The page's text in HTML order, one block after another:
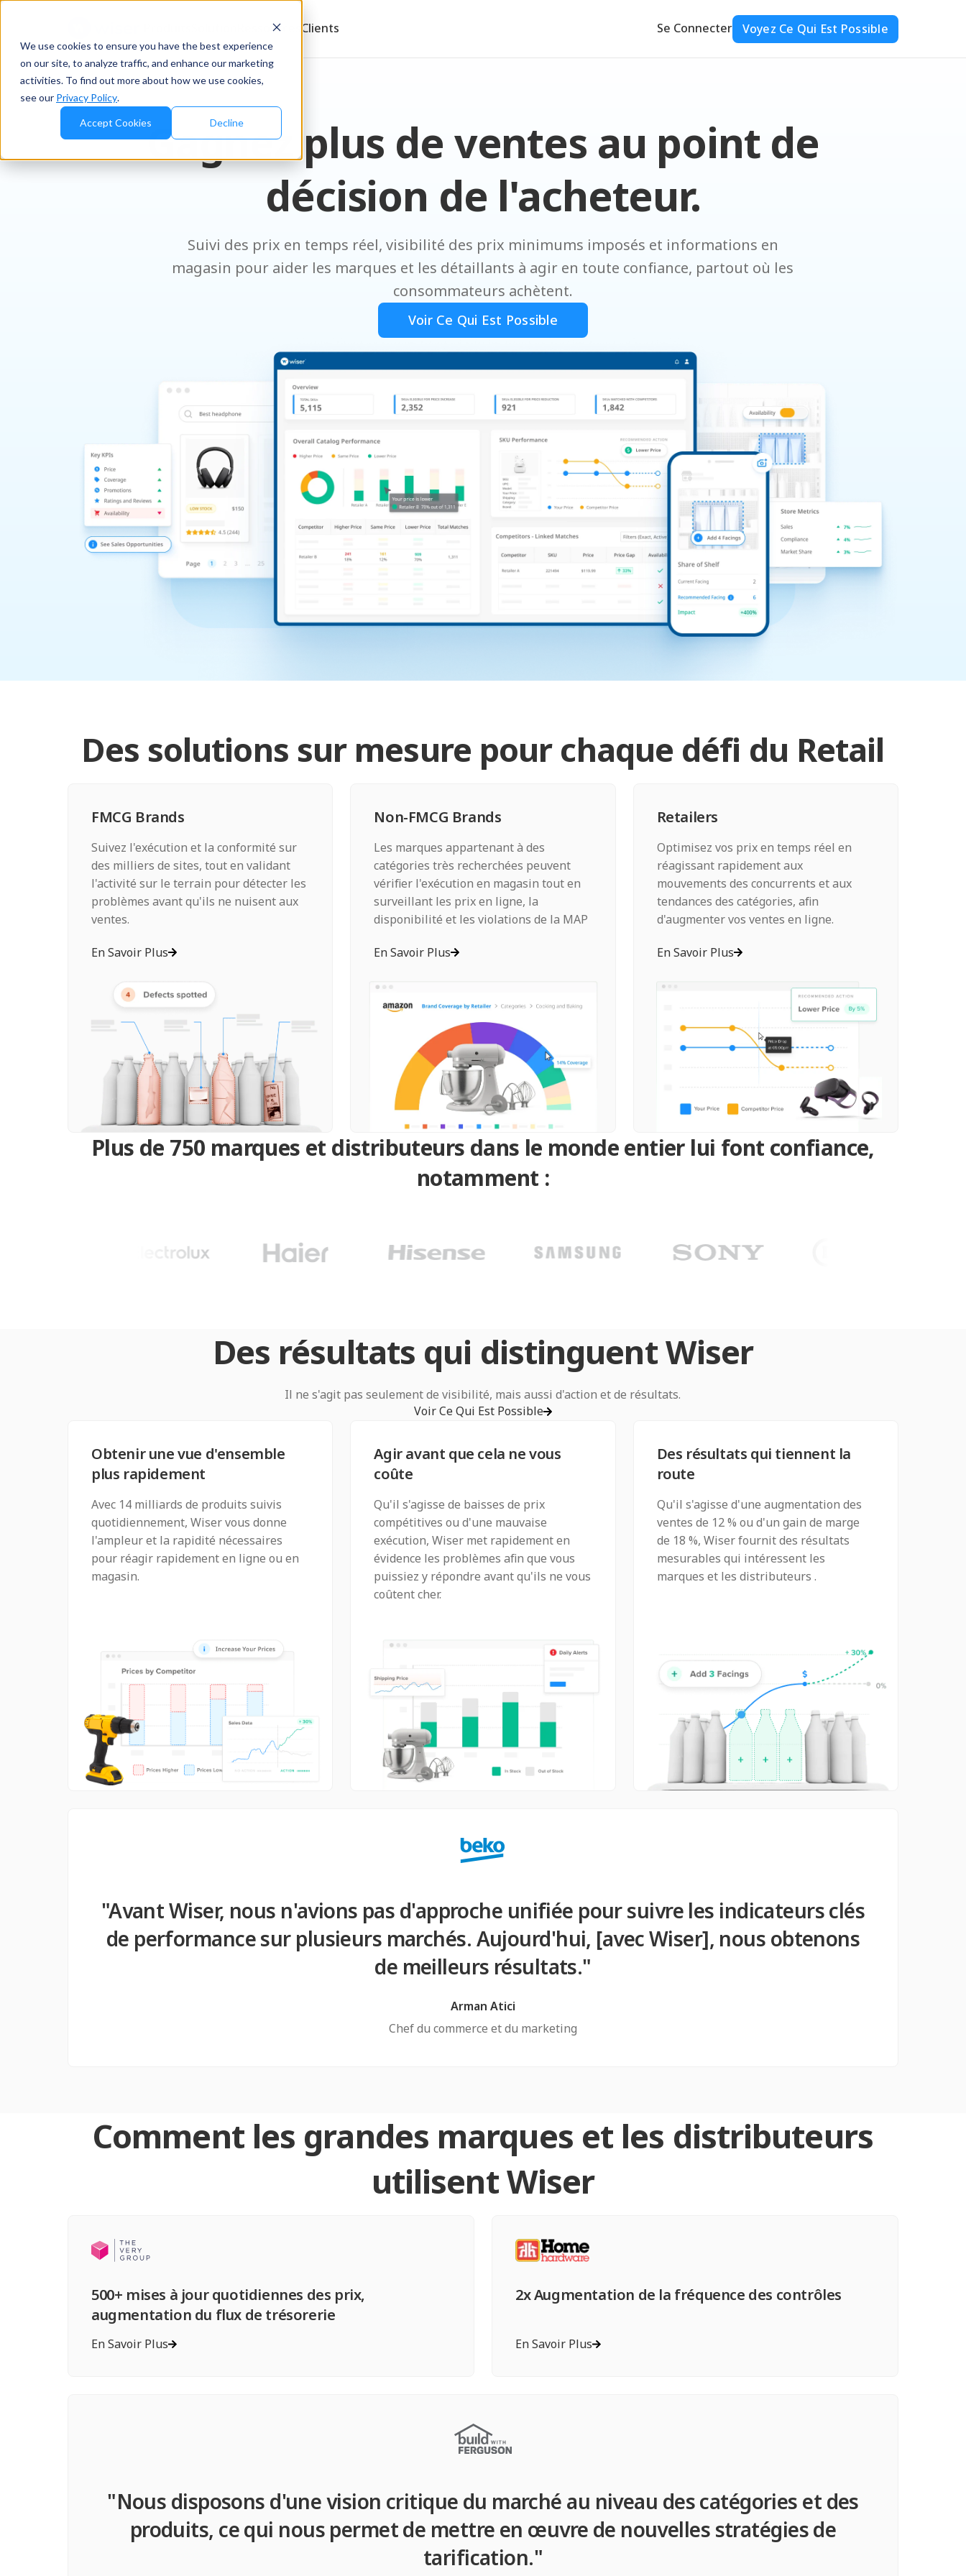
We use cookies to ensure you have the best experience
on our site, to analyze traffic, and enhance our marketing
activities. To find out more about how we use cookies,
see our Privacy Policy.
Accept Cookies Decline
Ressources Clients Se Connecter Voyez Ce Qui Est Possible
Gagnez plus de ventes au point de
décision de l'acheteur.
Suivi des prix en temps réel, visibilité des prix minimums imposés et informations en
magasin pour aider les marques et les détaillants à agir en toute confiance, partout où les
consommateurs achètent.
Voir Ce Qui Est Possible
Des solutions sur mesure pour chaque défi du Retail
FMCG Brands
Suivez l'exécution et la conformité sur
des milliers de sites, tout en validant
l'activité sur le terrain pour détecter les
problèmes avant qu'ils ne nuisent aux
ventes.
En Savoir Plus
Non-FMCG Brands
Les marques appartenant à des
catégories très recherchées peuvent
vérifier l'exécution en magasin tout en
surveillant les prix en ligne, la
disponibilité et les violations de la MAP
En Savoir Plus
Retailers
Optimisez vos prix en temps réel en
réagissant rapidement aux
mouvements des concurrents et aux
tendances des catégories, afin
d'augmenter vos ventes en ligne.
En Savoir Plus
Plus de 750 marques et distributeurs dans le monde entier lui font confiance,
notamment :
Des résultats qui distinguent Wiser
Il ne s'agit pas seulement de visibilité, mais aussi d'action et de résultats.
Voir Ce Qui Est Possible
Obtenir une vue d'ensemble
plus rapidement
Avec 14 milliards de produits suivis
quotidiennement, Wiser vous donne
l'ampleur et la rapidité nécessaires
pour réagir rapidement en ligne ou en
magasin.
Agir avant que cela ne vous
coûte
Qu'il s'agisse de baisses de prix
compétitives ou d'une mauvaise
exécution, Wiser met rapidement en
évidence les problèmes afin que vous
puissiez y répondre avant qu'ils ne vous
coûtent cher.
Des résultats qui tiennent la
route
Qu'il s'agisse d'une augmentation des
ventes de 12 % ou d'un gain de marge
de 18 %, Wiser fournit des résultats
mesurables qui intéressent les
marques et les distributeurs .
"Avant Wiser, nous n'avions pas d'approche unifiée pour suivre les indicateurs clés
de performance sur plusieurs marchés. Aujourd'hui, [avec Wiser], nous obtenons
de meilleurs résultats."
Arman Atici
Chef du commerce et du marketing
Comment les grandes marques et les distributeurs
utilisent Wiser
500+ mises à jour quotidiennes des prix,
augmentation du flux de trésorerie
En Savoir Plus
2x Augmentation de la fréquence des contrôles
En Savoir Plus
"Nous disposons d'une vision critique du marché au niveau des catégories et des
produits, ce qui nous permet de mettre en œuvre de nouvelles stratégies de
tarification."